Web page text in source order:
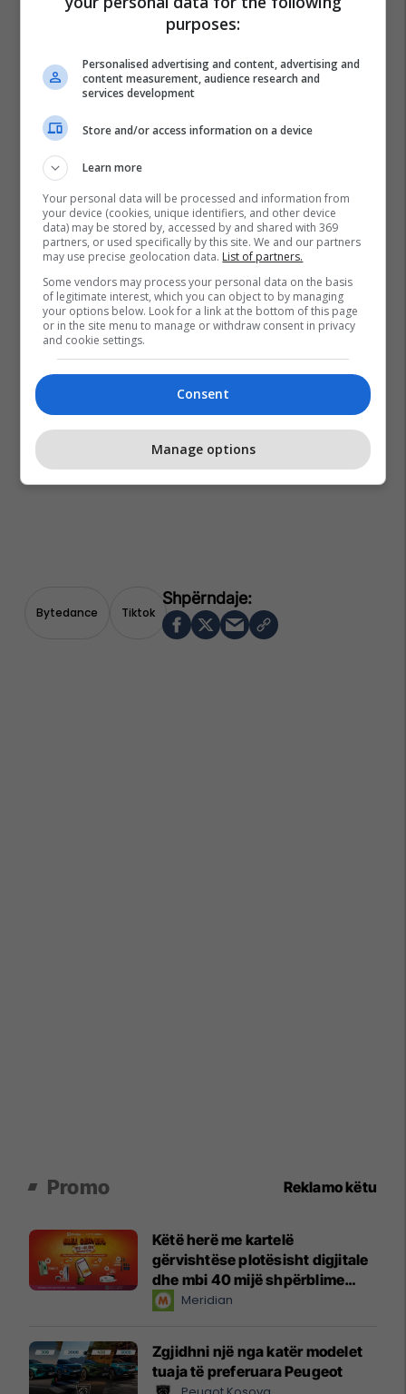
Bytedance Tiktok
Promo Reklamo këtu
Këtë herë me kartelë
gërvishtëse plotësisht digjitale
dhe mbi 40 mijë shpërblime
instant!Meridian
Zgjidhni një nga katër modelet
tuaja të preferuara Peugeot
purposes:
Personalised advertising and content, advertising and
content measurement, audience research and
services development
Store and/or access information on a device
Learn more
Your personal data will be processed and information from
your device (cookies, unique identifiers, and other device
data) may be stored by, accessed by and shared with 369
partners, or used specifically by this site. We and our partners
may use precise geolocation data. List of partners.
Some vendors may process your personal data on the basis
of legitimate interest, which you can object to by managing
your options below. Look for a link at the bottom of this page
or in the site menu to manage or withdraw consent in privacy
and cookie settings.
Consent
Manage options